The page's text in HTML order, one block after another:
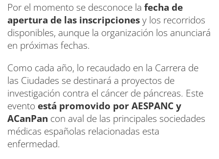
Por el momento se desconoce la fecha de
apertura de las inscripcionesy los recorridos
disponibles, aunque la organización los anunciará
en próximas fechas.
Como cada año, lo recaudado en la Carrera de
las Ciudades se destinará a proyectos de
investigación contra el cáncer de páncreas. Este
evento está promovido por AESPANC y
ACanPan con aval de las principales sociedades
médicas españolas relacionadas esta
enfermedad.